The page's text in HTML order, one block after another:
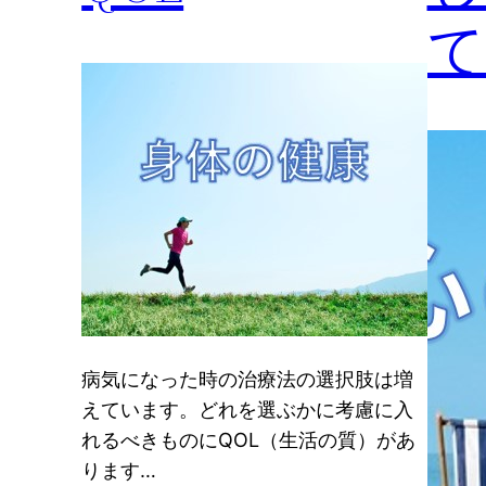
病気になった時の治療法の選択肢は増
えています。どれを選ぶかに考慮に入
れるべきものにQOL（生活の質）があ
ります…